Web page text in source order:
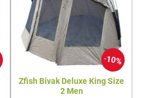
10%
Zfish Bivak Deluxe King Size
2 Men